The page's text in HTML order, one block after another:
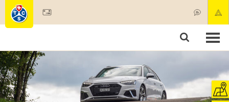
Membres & prestations
Tests, sécurité & santé